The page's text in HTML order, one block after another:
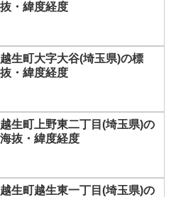
・緯度経度
生町大字大谷(埼玉県)の標
・緯度経度
生町上野東二丁目(埼玉県)の
抜・緯度経度
生町越生東一丁目(埼玉県)の